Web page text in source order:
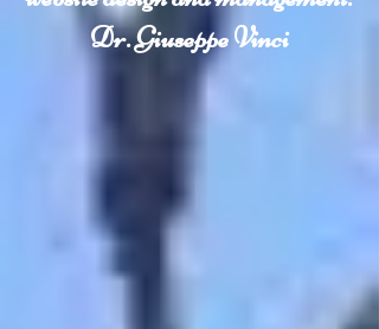
Dr. Giuseppe Vinci